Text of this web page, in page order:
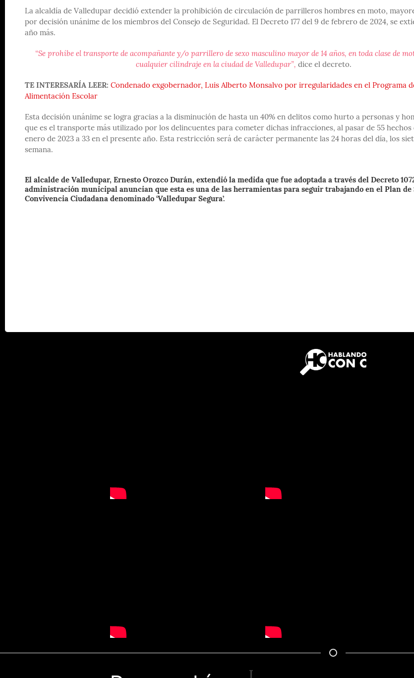
La alcaldía de Valledupar decidió extender la prohibición de circulación de parrilleros hombres en moto,
por decisión unánime de los miembros del Consejo de Seguridad. El Decreto 177 del 9 de febrero de 2024, se
año más.
“Se prohíbe el transporte de acompañante y/o parrillero de sexo masculino mayor de 14 años, en toda clase de
cualquier cilindraje en la ciudad de Valledupar”, dice el decreto.
TE INTERESARÍA LEER: Condenado exgobernador, Luis Alberto Monsalvo por irregularidades en el Programa
Alimentación Escolar
Esta decisión unánime se logra gracias a la disminución de hasta un 40% en delitos como hurto a personas y
que es el transporte más utilizado por los delincuentes para cometer dichas infracciones, al pasar de 55 hechos
enero de 2023 a 33 en el presente año. Esta restricción será de carácter permanente las 24 horas del día, los
semana.
El alcalde de Valledupar, Ernesto Orozco Durán, extendió la medida que fue adoptada a través del Decreto
administración municipal anuncian que esta es una de las herramientas para seguir trabajando en el Plan de
Convivencia Ciudadana denominado ‘Valledupar Segura’.